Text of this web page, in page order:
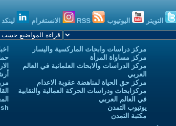
التويتر اليوتيوب الانستغرام
مركز دراسات وابحاث الماركسية واليسار
مركز مساواة المرأة
مركز الدراسات والابحاث العلمانية في العالم
العربي
مركز حق الحياة لمناهضة عقوبة الاعدام
مركزابحاث ودراسات الحركة العمالية والنقابية
في العالم العربي
يوتيوب التمدن
مكتبة التمدن